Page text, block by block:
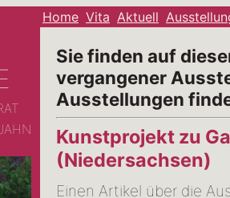
Home Vita Aktuell
Sie finden auf
vergangener
Ausstellungen
Kunstprojekt zu
(Niedersachsen)
Einen Artikel über die